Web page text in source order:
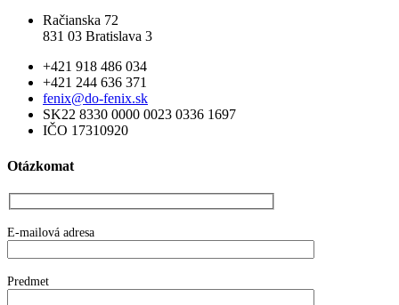
Račianska 72
831 03 Bratislava 3
+421 918 486 034
+421 244 636 371
fenix@do-fenix.sk
SK22 8330 0000 0023 0336 1697
IČO 17310920
Otázkomat
E-mailová adresa
Predmet